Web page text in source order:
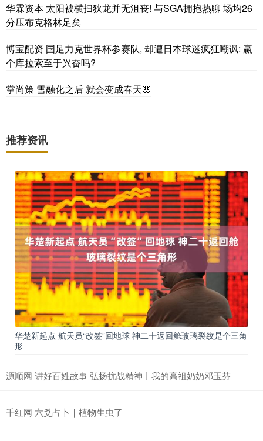
华霖资本 太阳被横扫狄龙并无沮丧! 与SGA拥抱热聊 场均26
分压布克格林足矣
博宝配资 国足力克世界杯参赛队, 却遭日本球迷疯狂嘲讽: 赢
个库拉索至于兴奋吗?
掌尚策 雪融化之后 就会变成春天🌸
推荐资讯
华楚新起点 航天员“改签”回地球 神二十返回舱玻璃裂纹是个三角
形
源顺网 讲好百姓故事 弘扬抗战精神丨我的高祖奶奶邓玉芬
千红网 六爻占卜｜植物生虫了